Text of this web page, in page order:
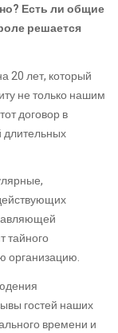
Есть ли общие
решается
20 лет, который
не только нашим
договор в
длительных
тайного
организацию.
гостей наших
времени и